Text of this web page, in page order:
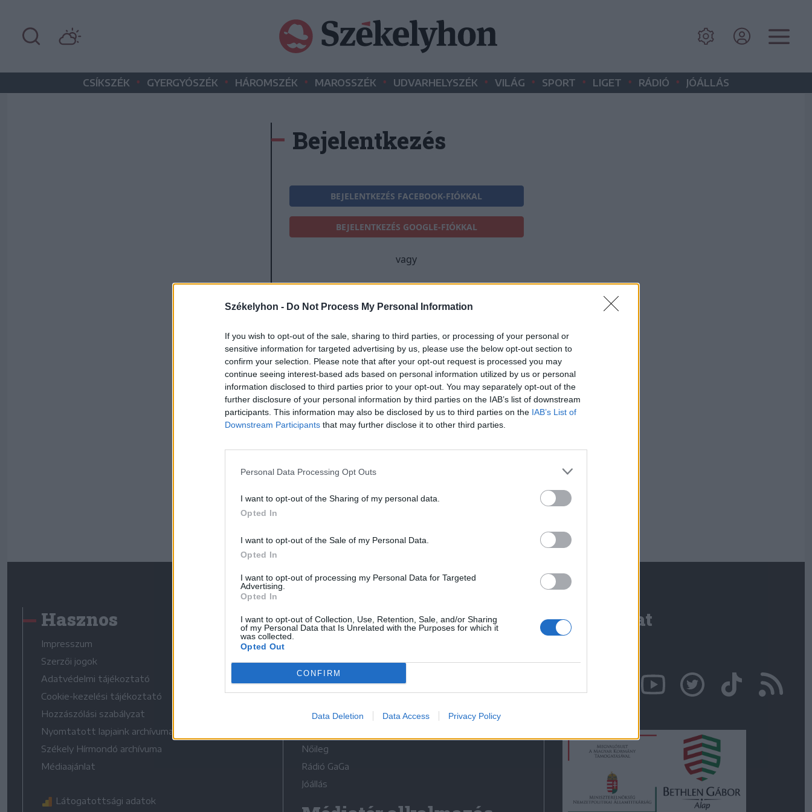
Székelyhon - Do Not Process My Personal Information
If you wish to opt-out of the sale, sharing to third parties, or processing of your personal or
sensitive information for targeted advertising by us, please use the below opt-out section to
confirm your selection. Please note that after your opt-out request is processed you may
continue seeing interest-based ads based on personal information utilized by us or personal
information disclosed to third parties prior to your opt-out. You may separately opt-out of the
further disclosure of your personal information by third parties on the IAB’s list of downstream
participants. This information may also be disclosed by us to third parties on the IAB’s List of
Downstream Participants that may further disclose it to other third parties.
Personal Data Processing Opt Outs
I want to opt-out of the Sharing of my personal data.
Opted In
I want to opt-out of the Sale of my Personal Data.
Opted In
I want to opt-out of processing my Personal Data for Targeted
Advertising.
Opted In
I want to opt-out of Collection, Use, Retention, Sale, and/or Sharing
of my Personal Data that Is Unrelated with the Purposes for which it
was collected.
Opted Out
CONFIRM
Data Deletion Data Access Privacy Policy
CSÍKSZÉK • GYERGYÓSZÉK • HÁROMSZÉK • MAROSSZÉK • UDVARHELYSZÉK • VILÁG • SPORT • LIGET • RÁDIÓ • JÓÁLLÁS
Bejelentkezés
BEJELENTKEZÉS FACEBOOK-FIÓKKAL
BEJELENTKEZÉS GOOGLE-FIÓKKAL
vagy
E-mail-cím
Jelszó
Elfelejtette a jelszavát?
BEJELENTKEZÉS
Hasznos
Impresszum
Szerzői jogok
Adatvédelmi tájékoztató
Cookie-kezelési tájékoztató
Hozzászólási szabályzat
Nyomtatott lapjaink archívuma
Székely Hírmondó archívuma
Médiaajánlat
Látogatottsági adatok
Médiatér
Liget
Krónika
Bihari Napló
Erdélyi Napló
Nőileg
Rádió GaGa
Jóállás
Kapcsolat